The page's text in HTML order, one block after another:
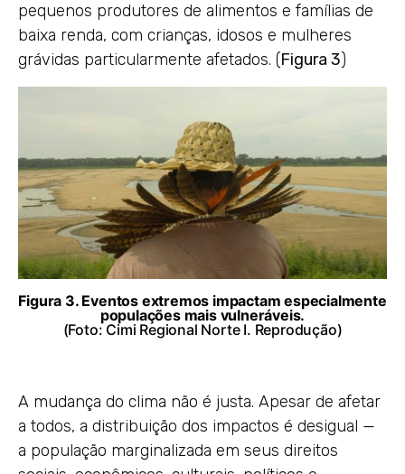
pequenos produtores de alimentos e famílias de
baixa renda, com crianças, idosos e mulheres
grávidas particularmente afetados. (Figura 3)
Figura 3. Eventos extremos impactam especialmente
populações mais vulneráveis.
(Foto: Cimi Regional Norte I. Reprodução)
A mudança do clima não é justa. Apesar de afetar
a todos, a distribuição dos impactos é desigual —
a população marginalizada em seus direitos